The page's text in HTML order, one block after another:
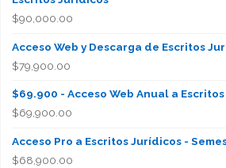
$90,000.00
Acceso Web y Descarga de Escritos
$79,900.00
$69.900 - Acceso Web Anual a
$69,900.00
Acceso Pro a Escritos Jurídicos -
$68,900.00